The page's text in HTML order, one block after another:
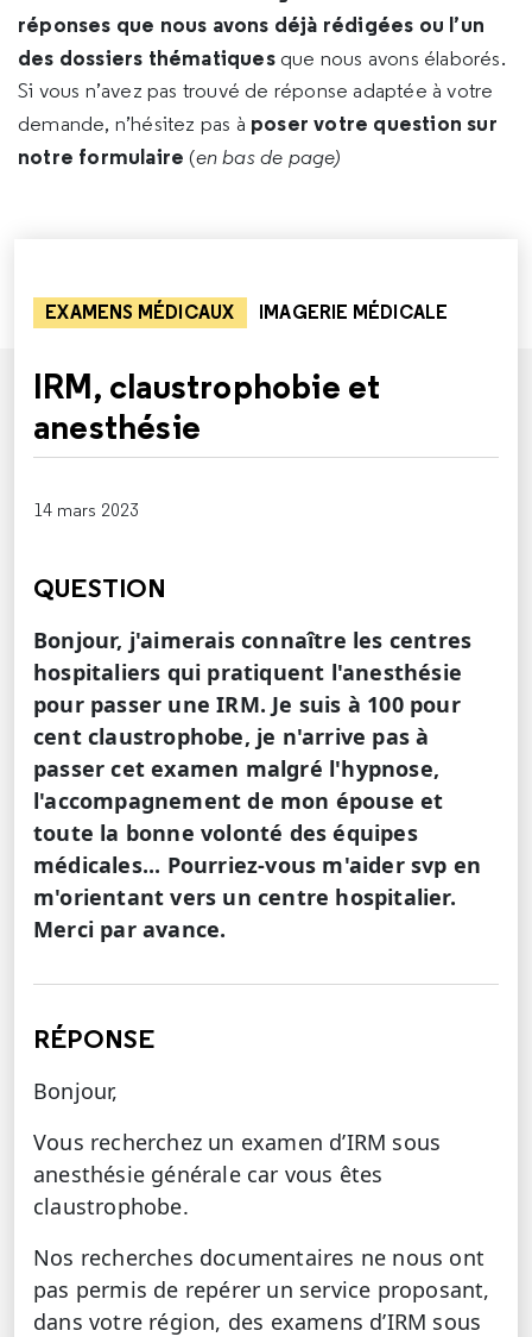
réponses que nous avons déjà rédigées ou l’un
des dossiers thématiques que nous avons élaborés.
Si vous n’avez pas trouvé de réponse adaptée à votre
demande, n’hésitez pas à poser votre question sur
notre formulaire (en bas de page)
EXAMENS MÉDICAUX IMAGERIE MÉDICALE
IRM, claustrophobie et
anesthésie
14 mars 2023
QUESTION
Bonjour, j'aimerais connaître les centres
hospitaliers qui pratiquent l'anesthésie
pour passer une IRM. Je suis à 100 pour
cent claustrophobe, je n'arrive pas à
passer cet examen malgré l'hypnose,
l'accompagnement de mon épouse et
toute la bonne volonté des équipes
médicales... Pourriez-vous m'aider svp en
m'orientant vers un centre hospitalier.
Merci par avance.
RÉPONSE
Bonjour,
Vous recherchez un examen d’IRM sous
anesthésie générale car vous êtes
claustrophobe.
Nos recherches documentaires ne nous ont
pas permis de repérer un service proposant,
dans votre région, des examens d’IRM sous